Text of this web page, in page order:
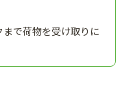
で荷物を受け取りに